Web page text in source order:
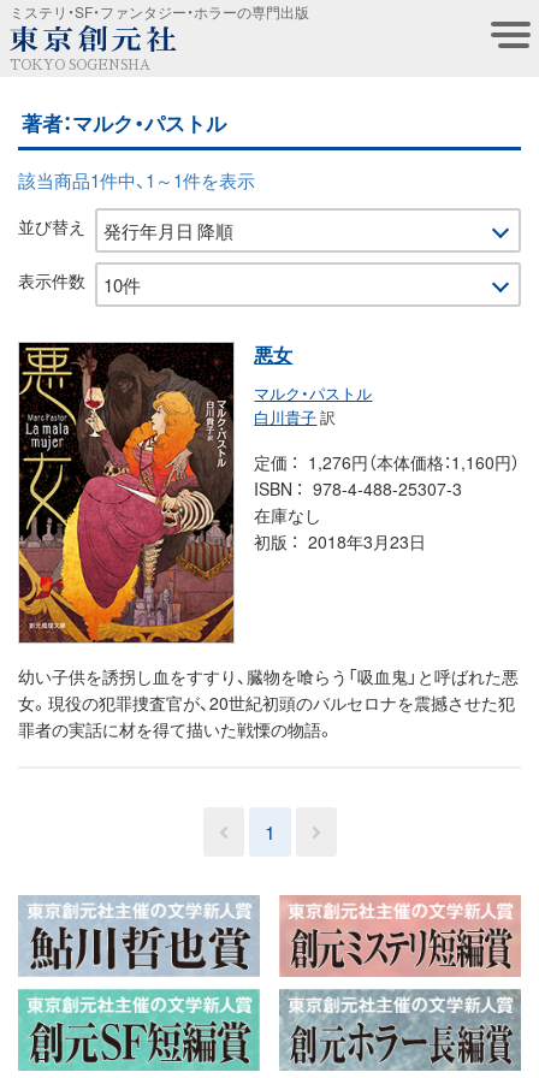
ミステリ・SF・ファンタジー・ホラーの専門出版
TOKYO SOGENSHA
著者：マルク・パストル
該当商品1件中、1～1件を表示
並び替え
表示件数
悪女
マルク・パストル
白川貴子訳
定価
1,276円（本体価格：1,160円）
ISBN
978-4-488-25307-3
在庫なし
初版
2018年3月23日
幼い子供を誘拐し血をすすり、臓物を喰らう「吸血鬼」と呼ばれた悪
女。現役の犯罪捜査官が、20世紀初頭のバルセロナを震撼させた犯
罪者の実話に材を得て描いた戦慄の物語。
1